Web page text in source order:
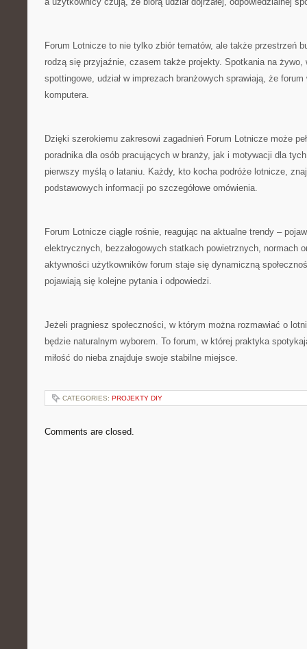
Forum Lotnicze to nie tylko zbiór tematów, ale także przestrzeń
rodzą się przyjaźnie, czasem także projekty. Spotkania na żywo,
spottingowe, udział w imprezach branżowych sprawiają, że
komputera.
Dzięki szerokiemu zakresowi zagadnień Forum Lotnicze może
poradnika dla osób pracujących w branży, jak i motywacji dla
pierwszy myślą o lataniu. Każdy, kto kocha podróże lotnicze,
podstawowych informacji po szczegółowe omówienia.
Forum Lotnicze ciągle rośnie, reagując na aktualne trendy –
elektrycznych, bezzałogowych statkach powietrznych, normach
aktywności użytkowników forum staje się dynamiczną
pojawiają się kolejne pytania i odpowiedzi.
Jeżeli pragniesz społeczności, w którym można rozmawiać o
będzie naturalnym wyborem. To forum, w której praktyka
miłość do nieba znajduje swoje stabilne miejsce.
CATEGORIES: PROJEKTY DIY
Comments are closed.